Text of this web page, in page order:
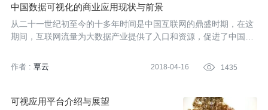
中国数据可视化的商业应用现状与前景
从二十一世纪初至今的十多年时间是中国互联网的鼎盛时期，在这
期间，互联网流量为大数据产业提供了入口和资源，促进了中国大
作者 : 覃云 2018-04-16  1435
可视应用平台介绍与展望